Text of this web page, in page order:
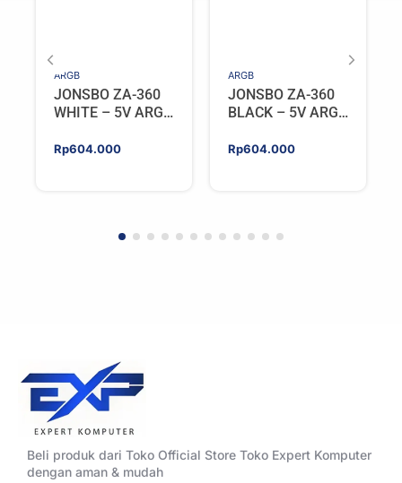
ARGB
JONSBO ZA-360
WHITE – 5V ARGB
Rp604.000
ARGB
JONSBO ZA-360
BLACK – 5V ARGB
Rp604.000
Beli produk dari Toko Official Store Toko Expert Komputer
dengan aman & mudah